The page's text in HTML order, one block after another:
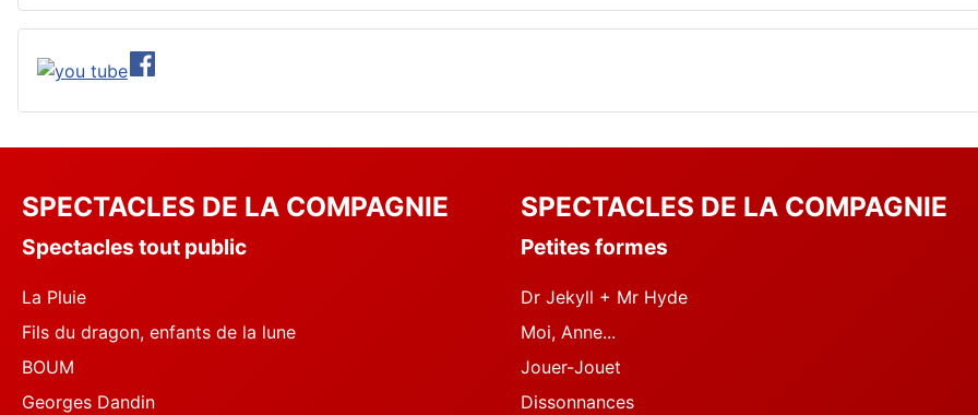
SPECTACLES DE LA COMPAGNIE
Spectacles tout public
La Pluie
Fils du dragon, enfants de la lune
BOUM
Georges Dandin
SPECTACLES DE LA COMPAGNIE
Petites formes
Dr Jekyll + Mr Hyde
Moi, Anne...
Jouer-Jouet
Dissonnances